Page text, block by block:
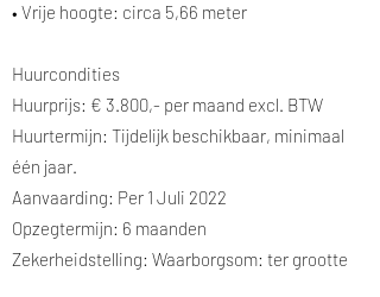
• Vrije hoogte: circa 5,66 meter
Huurcondities
Huurprijs: € 3.800,- per maand excl. BTW
Huurtermijn: Tijdelijk beschikbaar, minimaal
één jaar.
Aanvaarding: Per 1 Juli 2022
Opzegtermijn: 6 maanden
Zekerheidstelling: Waarborgsom: ter grootte